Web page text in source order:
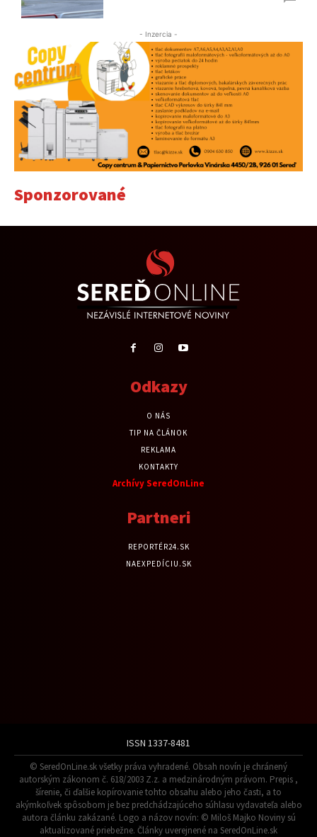
- Inzercia -
Sponzorované
Odkazy
O NÁS
TIP NA ČLÁNOK
REKLAMA
KONTAKTY
Archívy SeredOnLine
Partneri
REPORTÉR24.SK
NAEXPEDÍCIU.SK
ISSN 1337-8481
© SeredOnLine.sk všetky práva vyhradené. Obsah novín je chránený
autorským zákonom č. 618/2003 Z.z. a medzinárodným právom. Prepis ,
šírenie, či ďalšie kopírovanie tohto obsahu alebo jeho časti, a to
akýmkoľvek spôsobom je bez predchádzajúceho súhlasu vydavateľa alebo
autora článku zakázané. Logo a názov novín: © Miloš Majko Noviny sú
aktualizované priebežne. Články uverejnené na SeredOnLine.sk